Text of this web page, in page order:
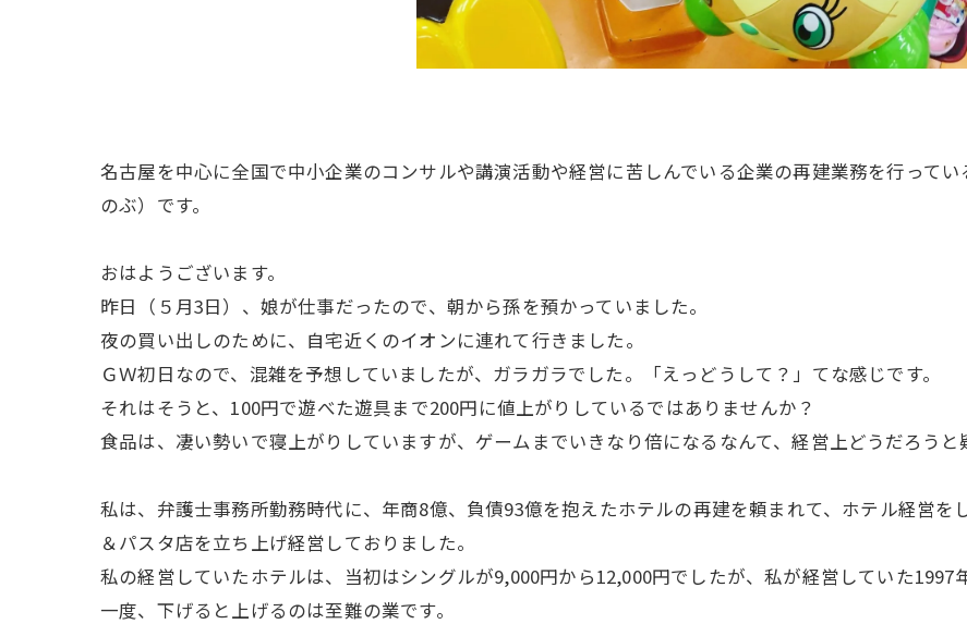
名古屋を中心に全国で中小企業のコンサルや講演活動や経営に苦しんでいる企業の再建業務を行って
のぶ）です。
おはようございます。
昨日（５月3日）、娘が仕事だったので、朝から孫を預かっていました。
夜の買い出しのために、自宅近くのイオンに連れて行きました。
ＧＷ初日なので、混雑を予想していましたが、ガラガラでした。「えっどうして？」てな感じです。
それはそうと、100円で遊べた遊具まで200円に値上がりしているではありませんか？
食品は、凄い勢いで寝上がりしていますが、ゲームまでいきなり倍になるなんて、経営上どうだろうと
私は、弁護士事務所勤務時代に、年商8億、負債93億を抱えたホテルの再建を頼まれて、ホテル経営
＆パスタ店を立ち上げ経営しておりました。
私の経営していたホテルは、当初はシングルが9,000円から12,000円でしたが、私が経営していた1997
一度、下げると上げるのは至難の業です。